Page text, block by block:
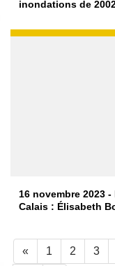
inondations de
16 novembre 2023
Calais : Élisabeth
« 1 2 3